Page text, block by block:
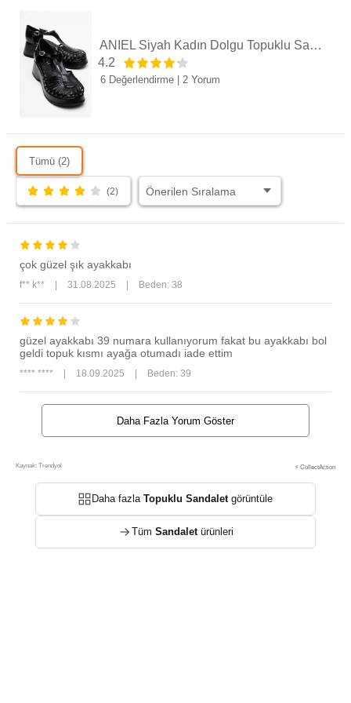
ANIEL Siyah Kadın Dolgu Topuklu Sandalet
4.2
6 Değerlendirme 2 Yorum
Tümü (2)
(2)
çok güzel şık ayakkabı
f** k** 31.08.2025 Beden: 38
güzel ayakkabı 39 numara kullanıyorum fakat bu ayakkabı bol
geldi topuk kısmı ayağa otumadı iade ettim
**** **** 18.09.2025 Beden: 39
Daha Fazla Yorum Göster
Kaynak: Trendyol ⚡ CollectAction
Daha fazlaTopuklu Sandaletgörüntüle
Tüm Sandaletürünleri